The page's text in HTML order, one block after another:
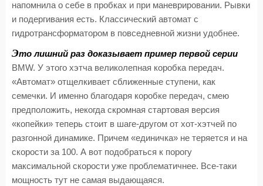
напомнила о себе в пробках и при маневрировании. Рывки
и подергивания есть. Классический автомат с
гидротрансформатором в повседневной жизни удобнее.
Это лишний раз доказывает пример первой серии
BMW. У этого хэтча великолепная коробка передач.
«Автомат» отщелкивает сближенные ступени, как
семечки. И именно благодаря коробке передач, смею
предположить, некогда скромная стартовая версия
«копейки» теперь стоит в шаге-другом от хот-хэтчей по
разгонной динамике. Причем «единичка» не теряется и на
скорости за 100. А вот подобраться к порогу
максимальной скорости уже проблематичнее. Все-таки
мощность тут не самая выдающаяся.